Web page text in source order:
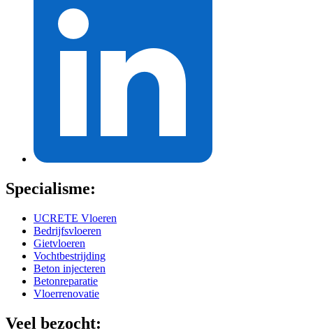
Specialisme:
UCRETE Vloeren
Bedrijfsvloeren
Gietvloeren
Vochtbestrijding
Beton injecteren
Betonreparatie
Vloerrenovatie
Veel bezocht: